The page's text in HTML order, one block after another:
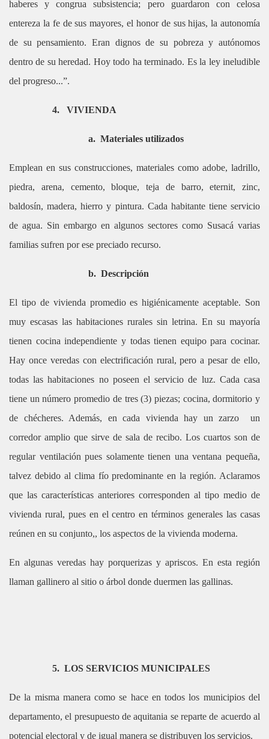
haberes y congrua subsistencia; pero guardaron con celosa
entereza la fe de sus mayores, el honor de sus hijas, la autonomía
de su pensamiento. Eran dignos de su pobreza y autónomos
dentro de su heredad. Hoy todo ha terminado. Es la ley ineludible
del progreso...”.
4. VIVIENDA
a. Materiales utilizados
Emplean en sus construcciones, materiales como adobe, ladrillo,
piedra, arena, cemento, bloque, teja de barro, eternit, zinc,
baldosín, madera, hierro y pintura. Cada habitante tiene servicio
de agua. Sin embargo en algunos sectores como Susacá varias
familias sufren por ese preciado recurso.
b. Descripción
El tipo de vivienda promedio es higiénicamente aceptable. Son
muy escasas las habitaciones rurales sin letrina. En su mayoría
tienen cocina independiente y todas tienen equipo para cocinar.
Hay once veredas con electrificación rural, pero a pesar de ello,
todas las habitaciones no poseen el servicio de luz. Cada casa
tiene un número promedio de tres (3) piezas; cocina, dormitorio y
de chécheres. Además, en cada vivienda hay un zarzo un
corredor amplio que sirve de sala de recibo. Los cuartos son de
regular ventilación pues solamente tienen una ventana pequeña,
talvez debido al clima fío predominante en la región. Aclaramos
que las características anteriores corresponden al tipo medio de
vivienda rural, pues en el centro en términos generales las casas
reúnen en su conjunto,, los aspectos de la vivienda moderna.
En algunas veredas hay porquerizas y apriscos. En esta región
llaman gallinero al sitio o árbol donde duermen las gallinas.
5. LOS SERVICIOS MUNICIPALES
De la misma manera como se hace en todos los municipios del
departamento, el presupuesto de aquitania se reparte de acuerdo al
potencial electoral y de igual manera se distribuyen los servicios.